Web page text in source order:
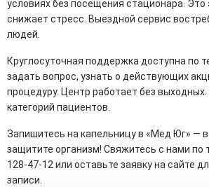
условиях без посещения стационара. Это
снижает стресс. Выездной сервис
людей.
Круглосуточная поддержка доступна по
задать вопрос, узнать о действующих
процедуру. Центр работает без
категорий пациентов.
Запишитесь на капельницу в «Мед Юг» —
защитите организм! Свяжитесь с нами по
128-47-12 или оставьте заявку на сайте
записи.